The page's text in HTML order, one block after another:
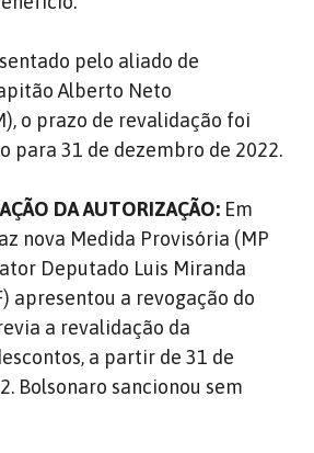
pelo aliado de
Alberto Neto
o prazo de revalidação foi
para 31 de dezembro de 2022.
DA AUTORIZAÇÃO: Em
nova Medida Provisória (MP
Deputado Luis Miranda
apresentou a revogação do
a revalidação da
a partir de 31 de
Bolsonaro sancionou sem